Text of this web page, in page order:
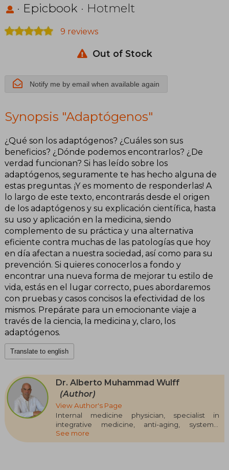
· Epicbook · Hotmelt
9 reviews
Out of Stock
Notify me by email when available again
Synopsis "Adaptógenos"
¿Qué son los adaptógenos? ¿Cuáles son sus
beneficios? ¿Dónde podemos encontrarlos? ¿De
verdad funcionan? Si has leído sobre los
adaptógenos, seguramente te has hecho alguna de
estas preguntas. ¡Y es momento de responderlas! A
lo largo de este texto, encontrarás desde el origen
de los adaptógenos y su explicación científica, hasta
su uso y aplicación en la medicina, siendo
complemento de su práctica y una alternativa
eficiente contra muchas de las patologías que hoy
en día afectan a nuestra sociedad, así como para su
prevención. Si quieres conocerlos a fondo y
encontrar una nueva forma de mejorar tu estilo de
vida, estás en el lugar correcto, pues abordaremos
con pruebas y casos concisos la efectividad de los
mismos. Prepárate para un emocionante viaje a
través de la ciencia, la medicina y, claro, los
adaptógenos.
Translate to english
Dr. Alberto Muhammad Wulff
(Author)
View Author's Page
Internal medicine physician, specialist in
integrative medicine, anti-aging, systemic
phytotherapy, and management of
adaptogenic plants. Initiated into the world of
See more